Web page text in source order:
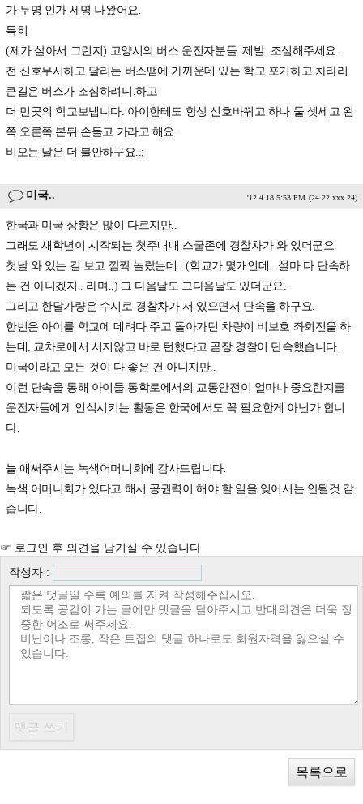
가 두명 인가 세명 나왔어요.
특히
(제가 살아서 그런지) 고양시의 버스 운전자분들..제발..조심해주세요.
전 신호무시하고 달리는 버스땜에 가까운데 있는 학교 포기하고 차라리
큰길은 버스가 조심하려니.하고
더 먼곳의 학교보냅니다. 아이한테도 항상 신호바뀌고 하나 둘 셋세고 왼
쪽 오른쪽 본뒤 손들고 가라고 해요.
비오는 날은 더 불안하구요..;
미국.. '12.4.18 5:53 PM (24.22.xxx.24)
한국과 미국 상황은 많이 다르지만..
그래도 새학년이 시작되는 첫주내내 스쿨존에 경찰차가 와 있더군요.
첫날 와 있는 걸 보고 깜짝 놀랐는데.. (학교가 몇개인데.. 설마 다 단속하
는 건 아니겠지.. 라며..) 그 다음날도 그다음날도 있더군요.
그리고 한달가량은 수시로 경찰차가 서 있으면서 단속을 하구요.
한번은 아이를 학교에 데려다 주고 돌아가던 차량이 비보호 좌회전을 하
는데, 교차로에서 서지않고 바로 턴했다고 곧장 경찰이 단속했습니다.
미국이라고 모든 것이 다 좋은 건 아니지만..
이런 단속을 통해 아이들 통학로에서의 교통안전이 얼마나 중요한지를
운전자들에게 인식시키는 활동은 한국에서도 꼭 필요한게 아닌가 합니
다.
늘 애써주시는 녹색어머니회에 감사드립니다.
녹색 어머니회가 있다고 해서 공권력이 해야 할 일을 잊어서는 안될것 같
습니다.
☞ 로그인 후 의견을 남기실 수 있습니다
작성자 :
목록으로